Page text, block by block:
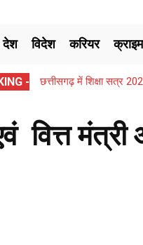
देश विदेश करियर क्राइम
- छत्तीसगढ़ में शिक्षा सत्र
मंत्री